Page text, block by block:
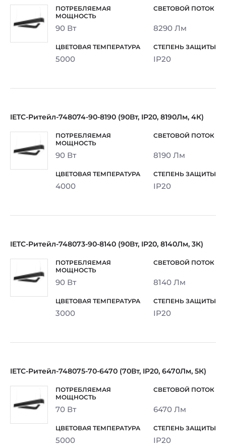
90 Вт 8290 Лм
5000 IP20
IETC-Ритейл-748074-90-8190 (90Вт, IP20, 8190Лм, 4К)
90 Вт 8190 Лм
4000 IP20
IETC-Ритейл-748073-90-8140 (90Вт, IP20, 8140Лм, 3К)
90 Вт 8140 Лм
3000 IP20
IETC-Ритейл-748075-70-6470 (70Вт, IP20, 6470Лм, 5К)
70 Вт 6470 Лм
5000 IP20